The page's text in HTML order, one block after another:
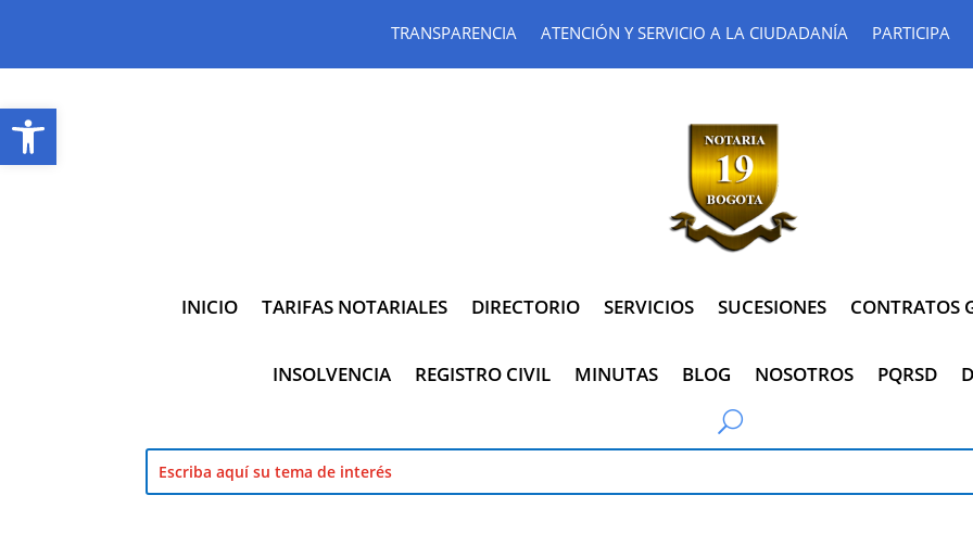
Abrir barra de herramientas
TRANSPARENCIA ATENCIÓN Y SERVICIO A LA CIUDADANÍA PARTICIPA
INICIO TARIFAS NOTARIALES DIRECTORIO SERVICIOS SUCESIONES CONTRATOS
INSOLVENCIA REGISTRO CIVIL MINUTAS BLOG NOSOTROS PQRSD